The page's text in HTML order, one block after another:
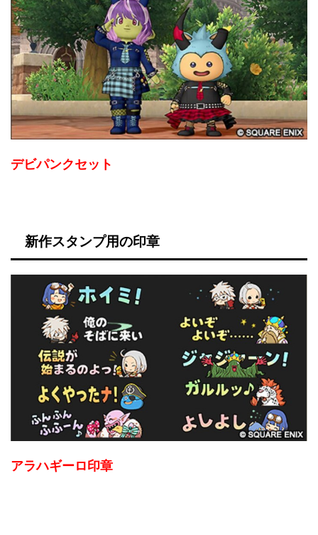
デビパンクセット
新作スタンプ用の印章
アラハギーロ印章